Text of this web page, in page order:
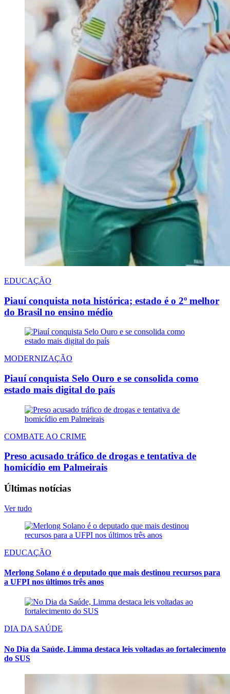
EDUCAÇÃO
Piauí conquista nota histórica; estado é o 2º melhor
do Brasil no ensino médio
MODERNIZAÇÃO
Piauí conquista Selo Ouro e se consolida como
estado mais digital do país
COMBATE AO CRIME
Preso acusado tráfico de drogas e tentativa de
homicídio em Palmeirais
Últimas notícias
Ver tudo
EDUCAÇÃO
Merlong Solano é o deputado que mais destinou recursos para
a UFPI nos últimos três anos
DIA DA SAÚDE
No Dia da Saúde, Limma destaca leis voltadas ao fortalecimento
do SUS